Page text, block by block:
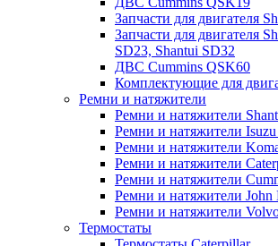
Запчасти для двигателя
Запчасти для двигателя
SD23, Shantui SD32
ДВС Cummins QSK60
Комплектующие для
Ремни и натяжители
Ремни и натяжители
Ремни и натяжители
Ремни и натяжители
Ремни и натяжители
Ремни и натяжители
Ремни и натяжители John
Ремни и натяжители
Термостаты